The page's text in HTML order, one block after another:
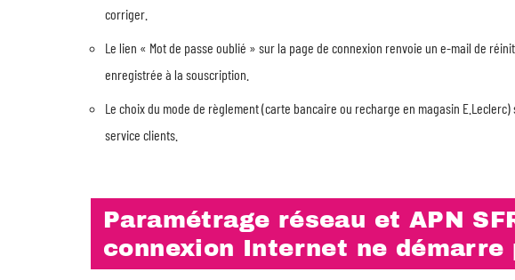
corriger.
Le lien « Mot de passe oublié » sur la page de connexion renvoie un e-mail de
enregistrée à la souscription.
Le choix du mode de règlement (carte bancaire ou recharge en magasin
service clients.
Paramétrage réseau et APN
connexion Internet ne démarre